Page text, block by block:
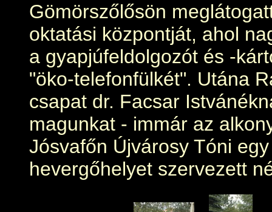
Gömörszőlősön
oktatási központját, ahol
a gyapjúfeldolgozót és -
"öko-telefonfülkét". Utána
csapat dr. Facsar
magunkat - immár az
Jósvafőn Újvárosy Tóni
hevergőhelyet szervezett